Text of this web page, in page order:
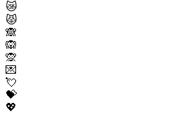
😿
😾
🙈
🙉
🙊
💌
💘
💝
💖